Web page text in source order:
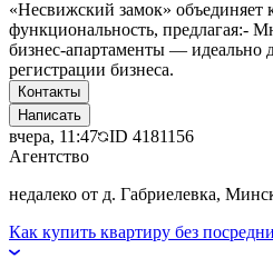
«Несвижский замок» объединяет
функциональность, предлагая:-
бизнес-апартаменты — идеально
регистрации бизнеса.
Контакты
Написать
вчера, 11:47 ID 4181156
Агентство
недалеко от д. Габриелевка,
Как купить квартиру без